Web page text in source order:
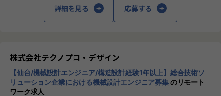
【業務の変更の範囲】
用いた研究開発などを行っています。
程プロジェクトの増加といった世の中で技術
者集団として価値提供を行うために、エンジ
ニアが生涯活躍できる環境を考え事業運営を
行っています。
詳細を見る 応募する
株式会社テクノプロ・デザイン
【仙台/機械設計エンジニア/構造設計経験1年以上】総合技術ソ
リューション企業における機械設計エンジニア募集のリモート
ワーク求人